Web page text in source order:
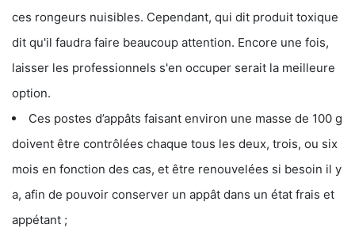
ces rongeurs nuisibles. Cependant, qui dit produit toxique
dit qu'il faudra faire beaucoup attention. Encore une fois,
laisser les professionnels s'en occuper serait la meilleure
option.
Ces postes d’appâts faisant environ une masse de 100 g
doivent être contrôlées chaque tous les deux, trois, ou six
mois en fonction des cas, et être renouvelées si besoin il y
a, afin de pouvoir conserver un appât dans un état frais et
appétant ;